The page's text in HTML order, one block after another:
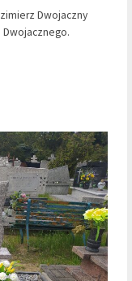
Dwojaczny
Dwojacznego.